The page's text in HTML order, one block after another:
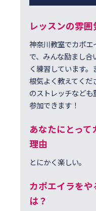
レッスンの雰
神奈川教室でカポ
で、みんな励まし合
く練習しています。
根気よく教えてく
のストレッチなど
参加できます！
あなたにとっ
理由
とにかく楽しい。
カポエイラを
は？